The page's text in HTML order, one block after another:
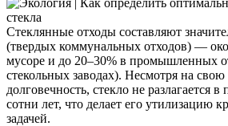
Стеклянные отходы составляют
(твердых коммунальных отходов) —
мусоре и до 20–30% в промышленных
стекольных заводах). Несмотря на свою
долговечность, стекло не разлагается в
сотни лет, что делает его утилизацию
задачей.